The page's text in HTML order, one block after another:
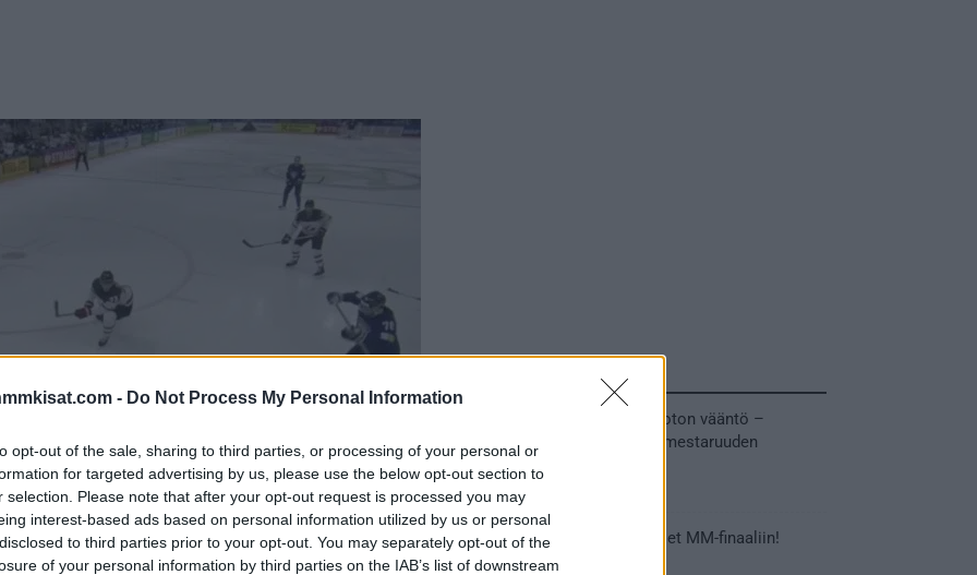
- Do Not Process My Personal Information
opt-out of the sale, sharing to third parties, or processing of your personal or
for targeted advertising by us, please use the below opt-out section to
selection. Please note that after your opt-out request is processed you may
interest-based ads based on personal information utilized by us or personal
to third parties prior to your opt-out. You may separately opt-out of the
of your personal information by third parties on the IAB’s list of downstream
Tuoreimmat uutiset
MM-kullasta käytiin armoton vääntö –
Leijonat voitti maailmanmestaruuden
jatkoajalla
Tässä Leijonien kentälliset MM-finaaliin!
31.05.2026 18:37